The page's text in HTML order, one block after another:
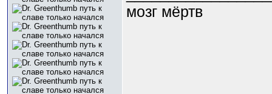
мозг мёртв